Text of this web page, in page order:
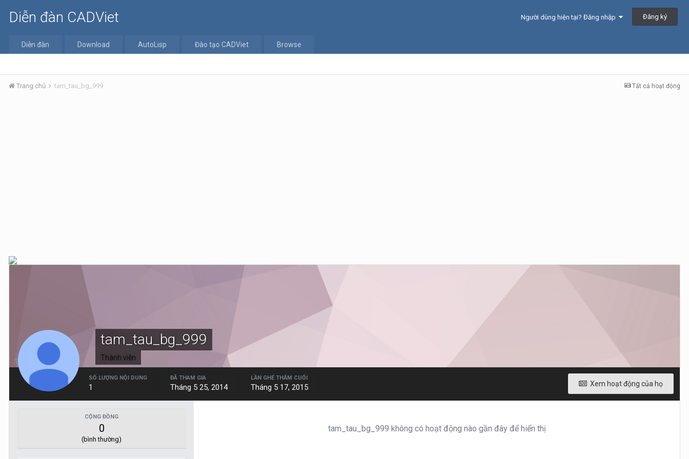
Diễn đàn CADViet Người dùng hiện tại? Đăng nhập Đăng ký
Diễn đàn Download AutoLisp Đào tạo CADViet Browse
Tất cả hoạt động
Trang chủ tam_tau_bg_999
tam_tau_bg_999
Thành viên
Xem hoạt động của họ
SỐ LƯỢNG NỘI DUNG
1
ĐÃ THAM GIA
Tháng 5 25, 2014
LẦN GHÉ THĂM CUỐI
Tháng 5 17, 2015
CỘNG ĐỒNG
0
(bình thường)
tam_tau_bg_999 không có hoạt động nào gần đây để hiển thị